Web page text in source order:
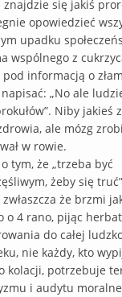
znajdzie się jakiś
opowiedzieć
upadku
wspólnego z
informacją o
„No ale
Niby jakieś
ale mózg
w rowie.
tym, że „trzeba być
żeby się
zwłaszcza że brzmi
o 4 rano, pijąc
do całej
nie każdy, kto
kolacji, potrzebuje
i audytu